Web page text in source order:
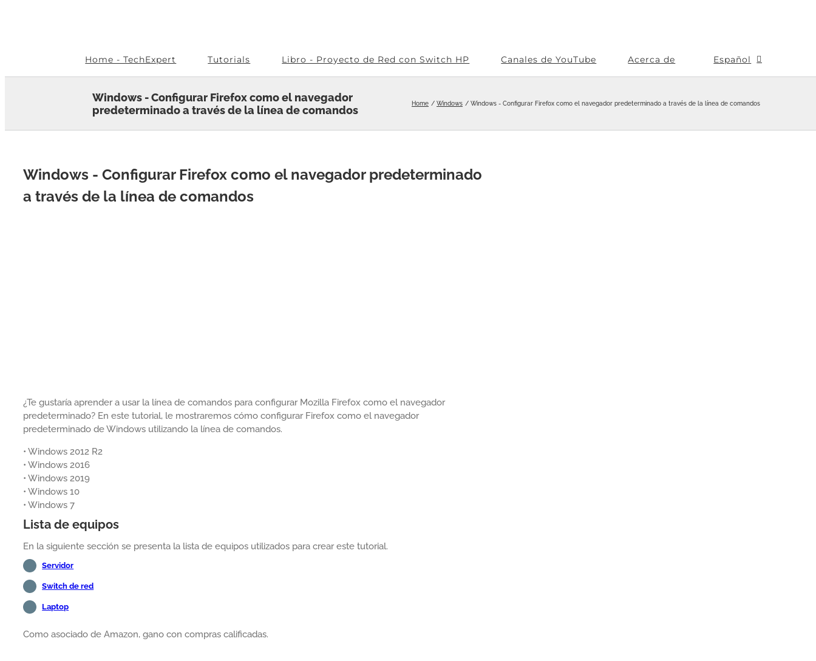
Home - TechExpert
Tutorials Libro - Proyecto de Red con Switch HP Canales de YouTube Acerca de Español
Windows - Configurar Firefox como el navegador
predeterminado a través de la línea de comandos
Home Windows Windows - Configurar Firefox como el navegador predeterminado a través de la línea de comandos
Windows - Configurar Firefox como el navegador predeterminado
a través de la línea de comandos
¿Te gustaría aprender a usar la línea de comandos para configurar Mozilla Firefox como el navegador
predeterminado? En este tutorial, le mostraremos cómo configurar Firefox como el navegador
predeterminado de Windows utilizando la línea de comandos.
• Windows 2012 R2
• Windows 2016
• Windows 2019
• Windows 10
• Windows 7
Lista de equipos
En la siguiente sección se presenta la lista de equipos utilizados para crear este tutorial.
Servidor
Switch de red
Laptop
Como asociado de Amazon, gano con compras calificadas.